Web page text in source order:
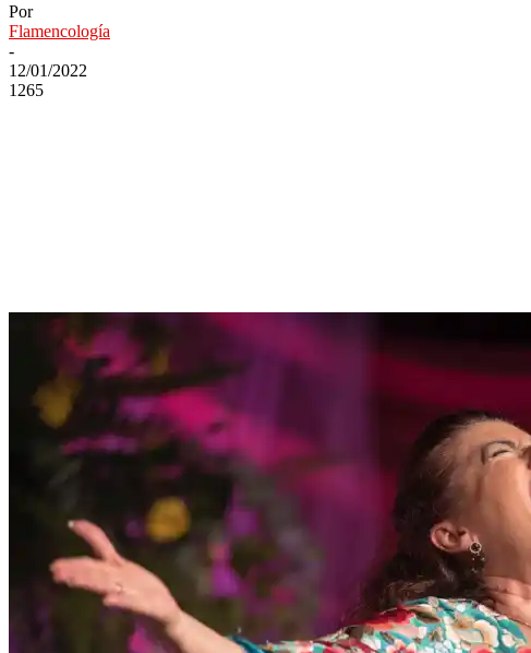
Por
Flamencología
-
12/01/2022
1265